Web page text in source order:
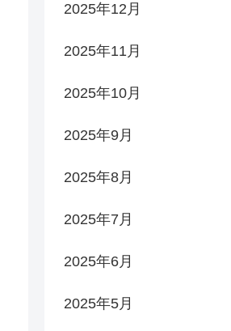
2025年12月
2025年11月
2025年10月
2025年9月
2025年8月
2025年7月
2025年6月
2025年5月